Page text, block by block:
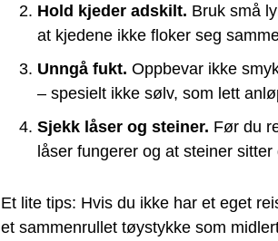
Hold kjeder adskilt. Bruk små
at kjedene ikke floker seg
Unngå fukt. Oppbevar ikke
– spesielt ikke sølv, som lett
Sjekk låser og steiner. Før du
låser fungerer og at steiner sitter
Et lite tips: Hvis du ikke har et eget
et sammenrullet tøystykke som